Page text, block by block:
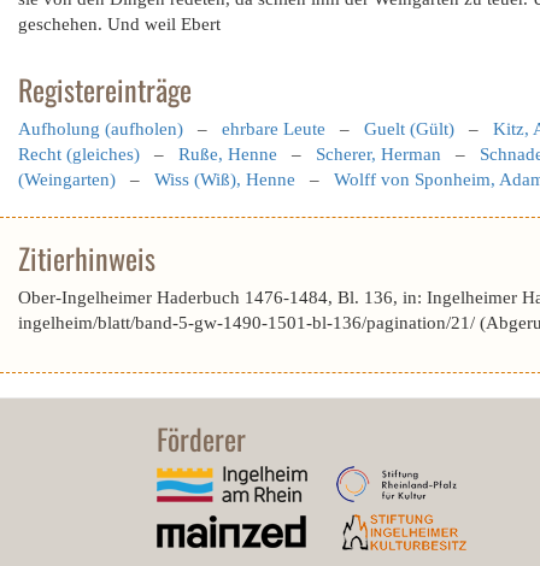
geschehen. Und weil Ebert
Registereinträge
Aufholung (aufholen) – ehrbare Leute – Guelt (Gült) – Kitz,
Recht (gleiches) – Ruße, Henne – Scherer, Herman –
(Weingarten) – Wiss (Wiß), Henne – Wolff von Sponheim,
Zitierhinweis
Ober-Ingelheimer Haderbuch 1476-1484, Bl. 136, in: Ingelheimer
ingelheim/blatt/band-5-gw-1490-1501-bl-136/pagination/21/
Förderer